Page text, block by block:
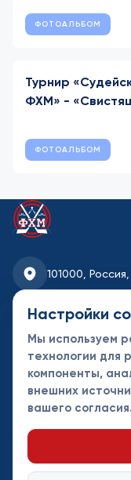
ФОТОАЛЬБОМ
Турнир
ФХМ» -
ФОТОАЛЬБОМ
101000,
8-495-621-35-
Новости
Настройки
Мы используем
технологии для
компоненты,
внешних
вашего согласия.